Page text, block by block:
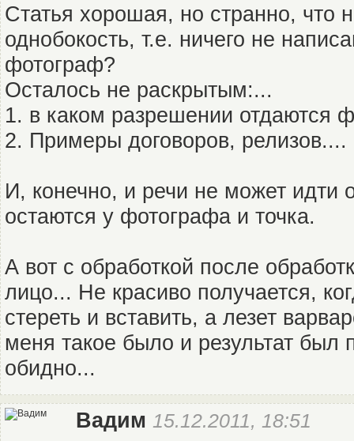
Статья хорошая, но странно, что
однобокость, т.е. ничего не
фотограф?
Осталось не раскрытым:...
1. в каком разрешении отдаются
2. Примеры договоров, релизов....
И, конечно, и речи не может идти
остаются у фотографа и точка.
А вот с обработкой после
лицо... Не красиво получается,
стереть и вставить, а лезет
меня такое было и результат
обидно...
Вадим 15.12.2011, 18:51